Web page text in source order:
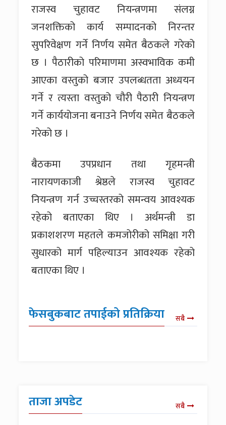
राजस्व चुहावट नियन्त्रणमा संलग्न
जनशक्तिको कार्य सम्पादनको निरन्तर
सुपरिवेक्षण गर्ने निर्णय समेत बैठकले गरेको
छ । पैठारीको परिमाणमा अस्वभाविक कमी
आएका वस्तुको बजार उपलब्धतता अध्ययन
गर्ने र त्यस्ता वस्तुको चौरी पैठारी नियन्त्रण
गर्ने कार्ययोजना बनाउने निर्णय समेत बैठकले
गरेको छ ।
बैठकमा उपप्रधान तथा गृहमन्त्री
नारायणकाजी श्रेष्ठले राजस्व चुहावट
नियन्त्रण गर्न उच्चस्तरको समन्वय आवश्यक
रहेको बताएका थिए । अर्थमन्त्री डा
प्रकाशशरण महतले कमजोरीको समिक्षा गरी
सुधारको मार्ग पहिल्याउन आवश्यक रहेको
बताएका थिए ।
फेसबुकबाट तपाईको प्रतिक्रिया सबै
ताजा अपडेट सबै